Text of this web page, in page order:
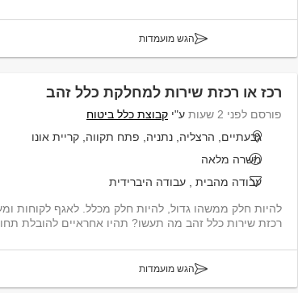
הגש מועמדות
רכז או רכזת שירות למחלקת כלל זהב
פורסם לפני 2 שעות ע"י קבוצת כלל ביטוח
גבעתיים, הרצליה, נתניה, פתח תקווה, קריית אונו
משרה מלאה
עבודה מהבית
עבודה היברידית
להיות חלק ממשהו גדול, להיות חלק מכלל. לאגף לקוחות
רכזת שירות כלל זהב מה תעשו? תהיו אחראיים להובלת תחום השירות במחלקת כ...
הגש מועמדות